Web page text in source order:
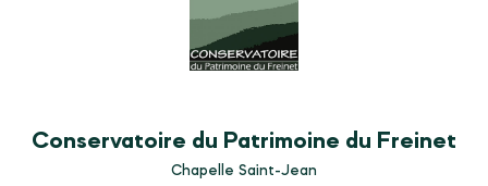
Conservatoire du Patrimoine du Freinet
Chapelle Saint-Jean